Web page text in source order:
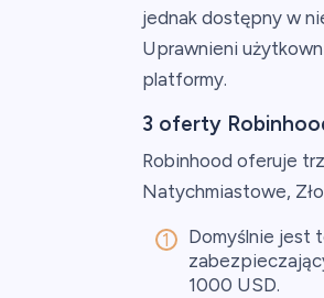
jednak dostępny w
Uprawnieni
platformy.
3 oferty
Robinhood oferuje
Natychmiastowe,
Domyślnie jest
1000 USD.